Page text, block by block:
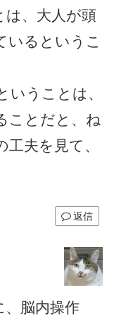
は、大人が頭
いるというこ
うことは、
ことだと、ね
夫を見て、
返信
、脳内操作